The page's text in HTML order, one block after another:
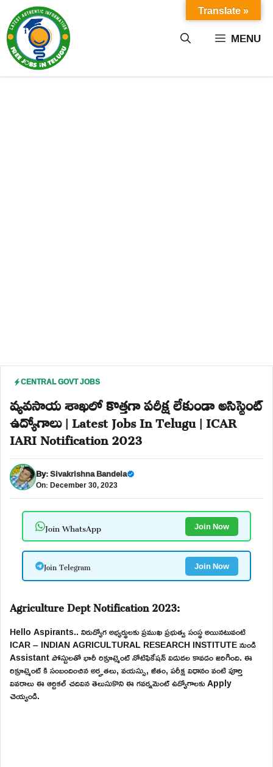
content MENU
CENTRAL GOVT JOBS
వ్యవసాయ శాఖలో కొత్తగా పరీక్ష లేకుండా అసిస్టెంట్
ఉద్యోగాలు | Latest Jobs In Telugu | ICAR
IARI Notification 2023
By:Sivakrishna Bandela
On: December 30, 2023
Join WhatsApp Join Now
Join Telegram Join Now
Agriculture Dept Notification 2023:
Hello Aspirants.. నిరుద్యోగ అభ్యర్థులకు ప్రముఖ ప్రభుత్వ సంస్థ అయినటువంటి
ICAR – INDIAN AGRICULTURAL RESEARCH INSTITUTE నుండి
Assistant పోస్టులతో భారీ రిక్రూట్మెంట్ నోటిఫికేషన్ విడుదల కావడం జరిగింది. ఈ
రిక్రూట్మెంట్ కి సంబందించిన అర్హతలు, వయస్సు, జీతం, పరీక్ష విధానం వంటి పూర్తి
వివరాలు ఈ ఆర్టికల్ చదివిన తెలుసుకొని ఈ గవర్నమెంట్ ఉద్యోగాలకు Apply
చెయ్యండి.
Translate »